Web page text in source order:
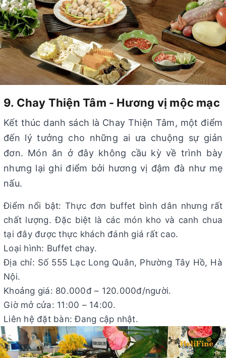
9. Chay Thiện Tâm - Hương vị mộc mạc
Kết thúc danh sách là Chay Thiện Tâm, một điểm
đến lý tưởng cho những ai ưa chuộng sự giản
đơn. Món ăn ở đây không cầu kỳ về trình bày
nhưng lại ghi điểm bởi hương vị đậm đà như mẹ
nấu.
Điểm nổi bật: Thực đơn buffet bình dân nhưng rất
chất lượng. Đặc biệt là các món kho và canh chua
tại đây được thực khách đánh giá rất cao.
Loại hình: Buffet chay.
Địa chỉ: Số 555 Lạc Long Quân, Phường Tây Hồ, Hà
Nội.
Khoảng giá: 80.000đ – 120.000đ/người.
Giờ mở cửa: 11:00 – 14:00.
Liên hệ đặt bàn: Đang cập nhật.